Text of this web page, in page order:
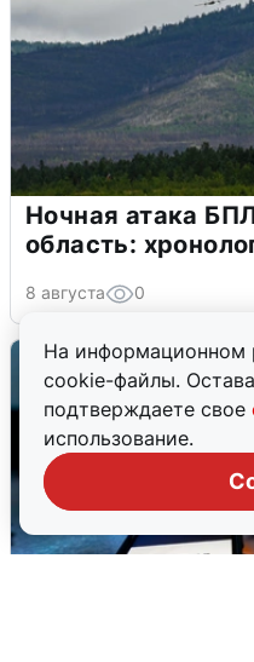
На информационном
cookie-файлы.
подтверждаете свое
использование.
Ночная атака
область:
8 августа 0